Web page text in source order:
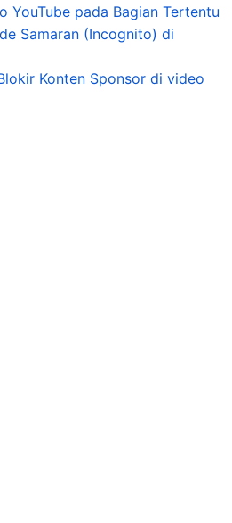
YouTube pada Bagian Tertentu
Samaran (Incognito) di
Konten Sponsor di video